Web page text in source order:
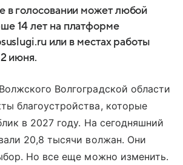
в голосовании может любой
14 лет на платформе
или в местах работы
июня.
Волгоградской области
благоустройства, которые
в 2027 году. На сегодняшний
20,8 тысячи волжан. Они
Но все еще можно изменить.